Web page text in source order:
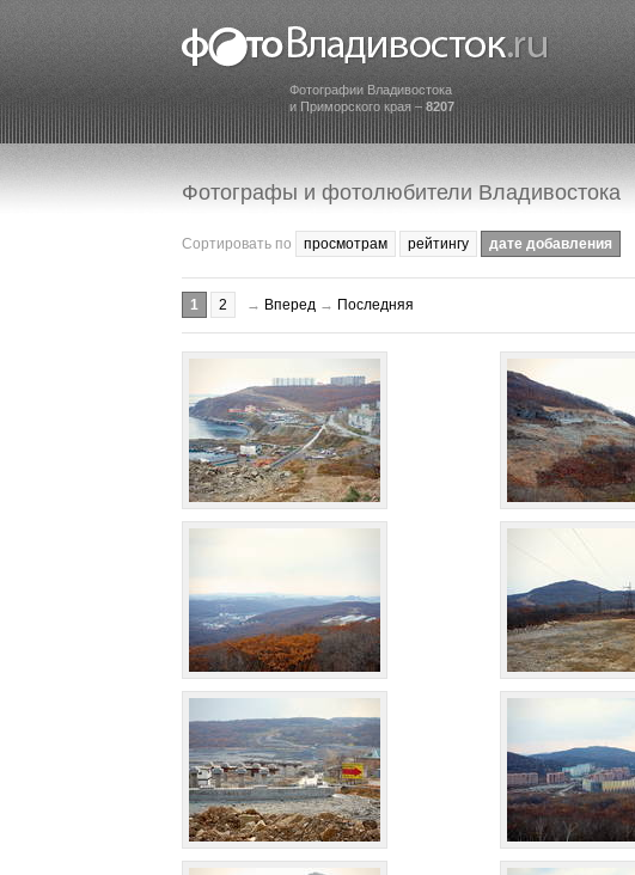
Фотографии Владивостока
и Приморского края – 8207
Фотографы и фотолюбители Владивостока
Сортировать по просмотрам рейтингу дате добавления
1 2 → Вперед → Последняя